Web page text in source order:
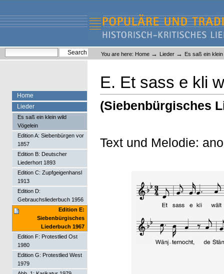
content.
navigation
Liederlexikon
Personal
tools
You are here: Home → Lieder → Es saß ein
E. Et sass e kli
(Siebenbürgisches
Text und Melodie:
Home
Lieder
Es saß ein klein wild
Vögelein
Edition A: Siebenbürgen vor
1857
Edition B: Deutscher
Liederhort 1893
Edition C: Zupfgeigenhansl
1913
Edition D:
Gebrauchsliederbuch 1956
Edition E:
Siebenbürgisches
Liederbuch 1967
Edition F: Protestlied Ost
1980
Edition G: Protestlied West
1979